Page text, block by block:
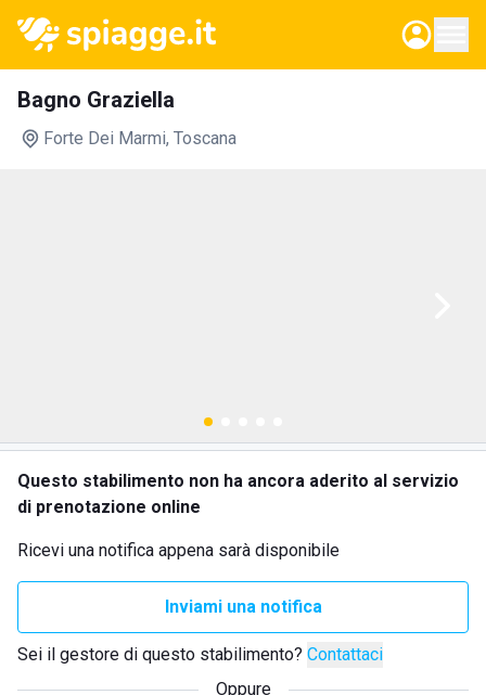
Bagno Graziella
Forte Dei Marmi, Toscana
Questo stabilimento non ha ancora aderito al servizio
di prenotazione online
Ricevi una notifica appena sarà disponibile
Inviami una notifica
Sei il gestore di questo stabilimento? Contattaci
Oppure